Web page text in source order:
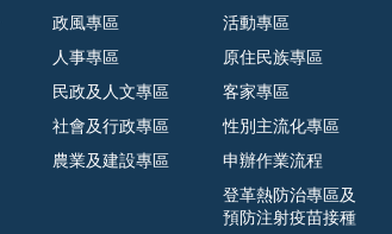
政風專區
人事專區
民政及人文專區
社會及行政專區
農業及建設專區
活動專區
原住民族專區
客家專區
性別主流化專區
申辦作業流程
登革熱防治專區及
預防注射疫苗接種